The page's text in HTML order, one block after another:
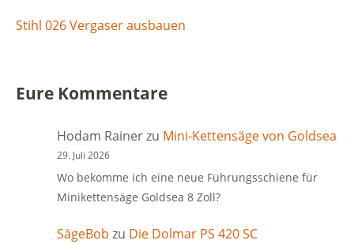
Stihl 026 Vergaser ausbauen
Eure Kommentare
Hodam Rainerzu Mini-Kettensäge von Goldsea
29. Juli 2026
Wo bekomme ich eine neue Führungsschiene für
Minikettensäge Goldsea 8 Zoll?
SägeBob zu Die Dolmar PS 420 SC